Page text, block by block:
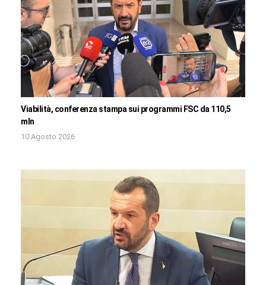
Viabilità, conferenza stampa sui programmi FSC da 110,5
mln
10 Agosto 2026